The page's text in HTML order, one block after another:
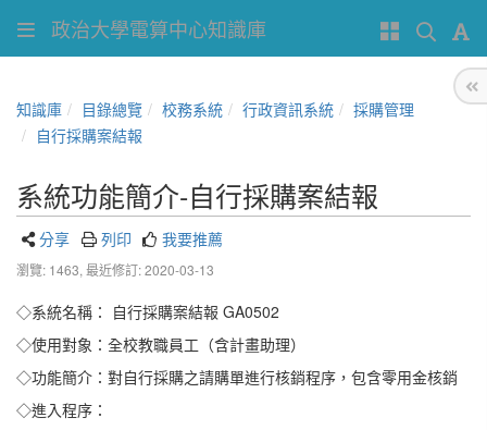
政治大學電算中心知識庫
知識庫 目錄總覽 校務系統 行政資訊系統
採購管理
自行採購案結報
系統功能簡介-自行採購案結報
分享 列印 我要推薦
瀏覽: 1463, 最近修訂: 2020-03-13
◇系統名稱： 自行採購案結報 GA0502
◇使用對象：全校教職員工（含計畫助理）
◇功能簡介：對自行採購之請購單進行核銷程序，包含零用金核銷
◇進入程序：